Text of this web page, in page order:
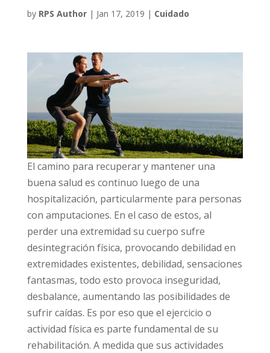
by RPS Author| Jan 17, 2019 | Cuidado
El camino para recuperar y mantener una
buena salud es continuo luego de una
hospitalización, particularmente para personas
con amputaciones. En el caso de estos, al
perder una extremidad su cuerpo sufre
desintegración física, provocando debilidad en
extremidades existentes, debilidad, sensaciones
fantasmas, todo esto provoca inseguridad,
desbalance, aumentando las posibilidades de
sufrir caídas. Es por eso que el ejercicio o
actividad física es parte fundamental de su
rehabilitación. A medida que sus actividades